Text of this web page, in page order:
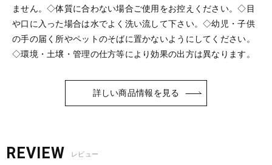
ません。◇体質に合わない場合ご使用をお控えください。◇目
や口に入った場合は水でよく洗い流して下さい。◇幼児・子供
の手の届く所やペットのそばに置かないようにしてください。
◇環境・土壌・管理の仕方等により効果の出方は異なります。
詳しい商品情報を見る
REVIEW レビュー